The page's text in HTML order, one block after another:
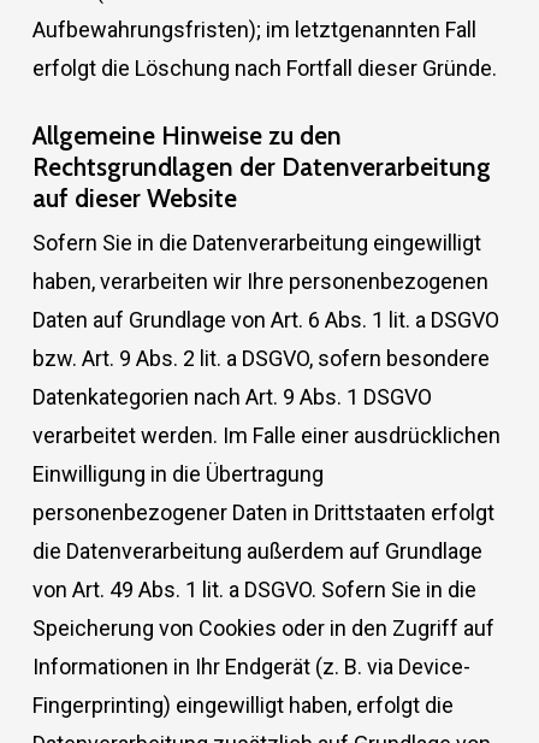
Aufbewahrungsfristen); im letztgenannten Fall
erfolgt die Löschung nach Fortfall dieser Gründe.
Allgemeine Hinweise zu den
Rechtsgrundlagen der Datenverarbeitung
auf dieser Website
Sofern Sie in die Datenverarbeitung eingewilligt
haben, verarbeiten wir Ihre personenbezogenen
Daten auf Grundlage von Art. 6 Abs. 1 lit. a DSGVO
bzw. Art. 9 Abs. 2 lit. a DSGVO, sofern besondere
Datenkategorien nach Art. 9 Abs. 1 DSGVO
verarbeitet werden. Im Falle einer ausdrücklichen
Einwilligung in die Übertragung
personenbezogener Daten in Drittstaaten erfolgt
die Datenverarbeitung außerdem auf Grundlage
von Art. 49 Abs. 1 lit. a DSGVO. Sofern Sie in die
Speicherung von Cookies oder in den Zugriff auf
Informationen in Ihr Endgerät (z. B. via Device-
Fingerprinting) eingewilligt haben, erfolgt die